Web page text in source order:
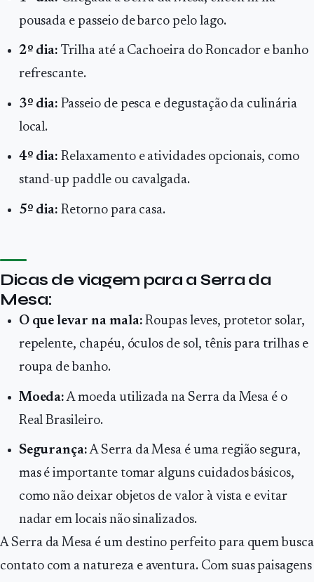
pousada e passeio de barco pelo lago.
2º dia: Trilha até a Cachoeira do Roncador e banho
refrescante.
3º dia: Passeio de pesca e degustação da culinária
local.
4º dia: Relaxamento e atividades opcionais, como
stand-up paddle ou cavalgada.
5º dia: Retorno para casa.
Dicas de viagem para a Serra da
Mesa:
O que levar na mala: Roupas leves, protetor solar,
repelente, chapéu, óculos de sol, tênis para trilhas e
roupa de banho.
Moeda:A moeda utilizada na Serra da Mesa é o
Real Brasileiro.
Segurança:A Serra da Mesa é uma região segura,
mas é importante tomar alguns cuidados básicos,
como não deixar objetos de valor à vista e evitar
nadar em locais não sinalizados.
A Serra da Mesa é um destino perfeito para quem busca
contato com a natureza e aventura. Com suas paisagens